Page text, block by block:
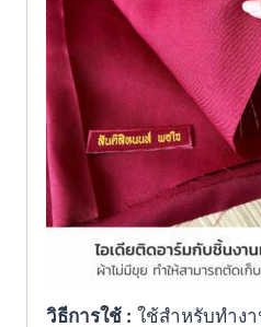
วิธีการใช้ : ใช้สำหรับทำง